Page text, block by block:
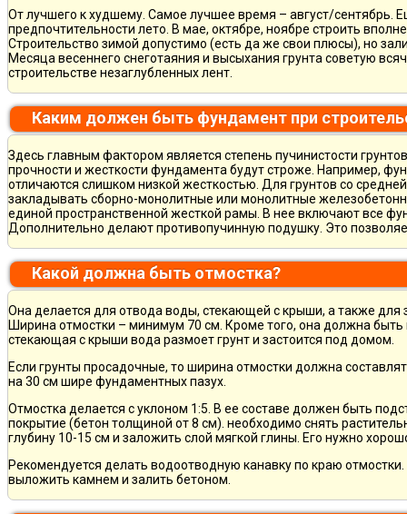
От лучшего к худшему. Самое лучшее время – август/сентябрь.
предпочтительности лето. В мае, октябре, ноябре строить
Строительство зимой допустимо (есть да же свои плюсы), но
Месяца весеннего снеготаяния и высыхания грунта советую
строительстве незаглубленных лент.
Каким должен быть фундамент при
Здесь главным фактором является степень пучинистости
прочности и жесткости фундамента будут строже. Например,
отличаются слишком низкой жесткостью. Для грунтов со
закладывать сборно-монолитные или монолитные
единой пространственной жесткой рамы. В нее включают все
Дополнительно делают противопучинную подушку. Это
Какой должна быть отмостка?
Она делается для отвода воды, стекающей с крыши, а также для
Ширина отмостки – минимум 70 см. Кроме того, она должна быть
стекающая с крыши вода размоет грунт и застоится под домом.
Если грунты просадочные, то ширина отмостки должна
на 30 см шире фундаментных пазух.
Отмостка делается с уклоном 1:5. В ее составе должен быть
покрытие (бетон толщиной от 8 см). необходимо снять
глубину 10-15 см и заложить слой мягкой глины. Его нужно
Рекомендуется делать водоотводную канавку по краю
выложить камнем и залить бетоном.